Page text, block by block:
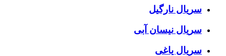
سریال نارگیل
سریال نیسان آبی
سریال یاغی